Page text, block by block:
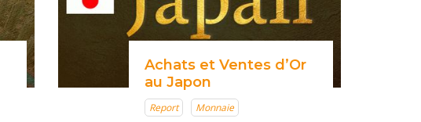
Achats et Ventes d’Or
au Japon
Report Monnaie